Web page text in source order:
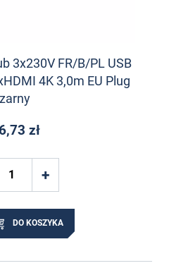
3x230V FR/B/PL USB
4K 3,0m EU Plug
zł
DO KOSZYKA